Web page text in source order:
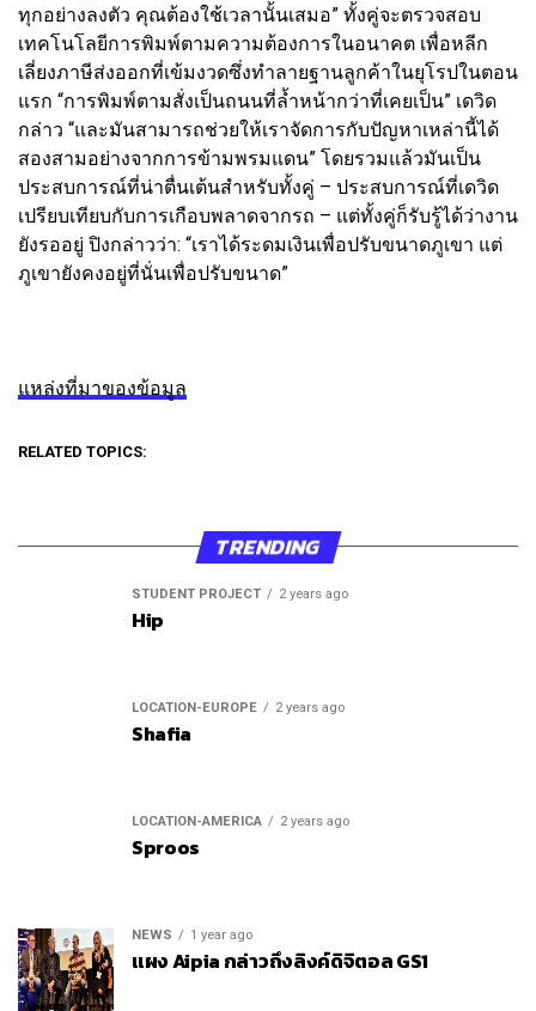
ทุกอย่างลงตัว คุณต้องใช้เวลานั้นเสมอ” ทั้งคู่จะตรวจสอบ
เทคโนโลยีการพิมพ์ตามความต้องการในอนาคต เพื่อหลีก
เลี่ยงภาษีส่งออกที่เข้มงวดซึ่งทำลายฐานลูกค้าในยุโรปในตอน
แรก “การพิมพ์ตามสั่งเป็นถนนที่ล้ำหน้ากว่าที่เคยเป็น” เดวิด
กล่าว “และมันสามารถช่วยให้เราจัดการกับปัญหาเหล่านี้ได้
สองสามอย่างจากการข้ามพรมแดน” โดยรวมแล้วมันเป็น
ประสบการณ์ที่น่าตื่นเต้นสำหรับทั้งคู่ – ประสบการณ์ที่เดวิด
เปรียบเทียบกับการเกือบพลาดจากรถ – แต่ทั้งคู่ก็รับรู้ได้ว่างาน
ยังรออยู่ ปิงกล่าวว่า: “เราได้ระดมเงินเพื่อปรับขนาดภูเขา แต่
ภูเขายังคงอยู่ที่นั่นเพื่อปรับขนาด”
แหล่งที่มาของข้อมูล
RELATED TOPICS:
TRENDING
STUDENT PROJECT 2 years ago
Hip
LOCATION-EUROPE 2 years ago
Shafia
LOCATION-AMERICA 2 years ago
Sproos
NEWS 1 year ago
แผง Aipia กล่าวถึงลิงค์ดิจิตอล GS1